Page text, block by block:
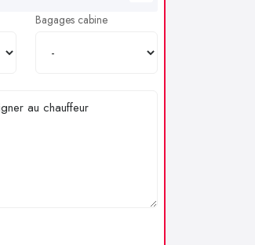
Bagages cabine